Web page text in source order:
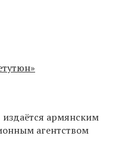
издаётся армянским
агентством